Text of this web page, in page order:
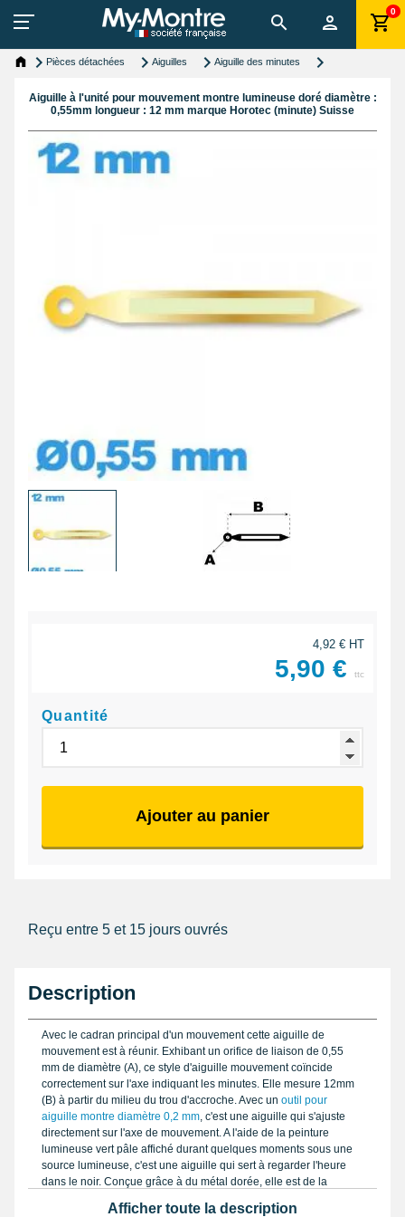
0
Pièces détachées Aiguilles Aiguille des minutes
Aiguille à l'unité pour mouvement montre lumineuse doré diamètre :
0,55mm longueur : 12 mm marque Horotec (minute) Suisse
4,92 € HT
5,90 € ttc
Quantité
Ajouter au panier
Reçu entre 5 et 15 jours ouvrés
Description
Avec le cadran principal d'un mouvement cette aiguille de
mouvement est à réunir. Exhibant un orifice de liaison de 0,55
mm de diamètre (A), ce style d'aiguille mouvement coïncide
correctement sur l'axe indiquant les minutes. Elle mesure 12mm
(B) à partir du milieu du trou d'accroche. Avec un outil pour
aiguille montre diamètre 0,2 mm, c'est une aiguille qui s'ajuste
directement sur l'axe de mouvement. A l'aide de la peinture
lumineuse vert pâle affiché durant quelques moments sous une
source lumineuse, c'est une aiguille qui sert à regarder l'heure
dans le noir. Conçue grâce à du métal dorée, elle est de la
Afficher toute la description